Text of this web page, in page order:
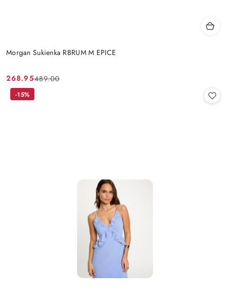
Morgan Sukienka RBRUM M EPICE
Cena
promocyjna:
268.95
Cena
przed
489.00
-15%